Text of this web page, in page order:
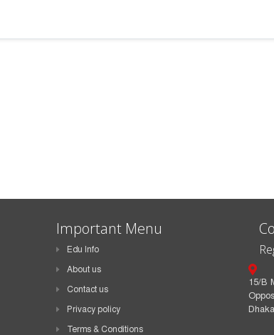
Important Menu
Edu Info
About us
Contact us
Privacy policy
Terms & Conditions
15/B